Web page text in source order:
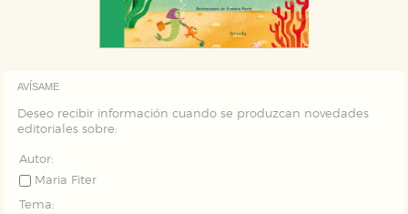
AVÍSAME
Deseo recibir información cuando se produzcan novedades
editoriales sobre:
Autor:
Maria Fiter
Tema:
Estas cookies son gestionadas por nuestros socios
publicitarios y se utilizan para mostrar publicidad
relevante para sus intereses en otros sitios. No
almacenan directamente información personal sino
GUARDAR CONFIGURACIÓN